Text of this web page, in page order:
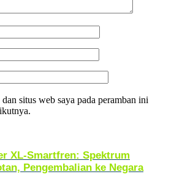
situs web saya pada peramban ini
XL-Smartfren: Spektrum
Pengembalian ke Negara